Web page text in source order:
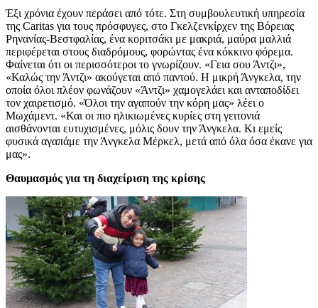
Έξι χρόνια έχουν περάσει από τότε. Στη συμβουλευτική υπηρεσία
της Caritas για τους πρόσφυγες, στο Γκελζενκίρχεν της Βόρειας
Ρηνανίας-Βεστφαλίας, ένα κοριτσάκι με μακριά, μαύρα μαλλιά
περιφέρεται στους διαδρόμους, φορώντας ένα κόκκινο φόρεμα.
Φαίνεται ότι οι περισσότεροι το γνωρίζουν. «Γεια σου Άντζι»,
«Καλώς την Άντζι» ακούγεται από παντού. Η μικρή Άνγκελα, την
οποία όλοι πλέον φωνάζουν «Άντζι» χαμογελάει και ανταποδίδει
τον χαιρετισμό. «Όλοι την αγαπούν την κόρη μας» λέει ο
Μωχάμεντ. «Και οι πιο ηλικιωμένες κυρίες στη γειτονιά
αισθάνονται ευτυχισμένες, μόλις δουν την Άνγκελα. Κι εμείς
φυσικά αγαπάμε την Άνγκελα Μέρκελ, μετά από όλα όσα έκανε για
μας».
Θαυμασμός για τη διαχείριση της κρίσης